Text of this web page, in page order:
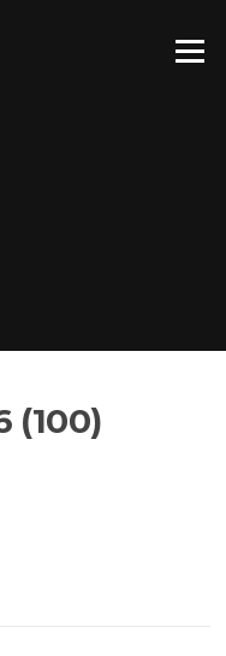
Menu
(100)